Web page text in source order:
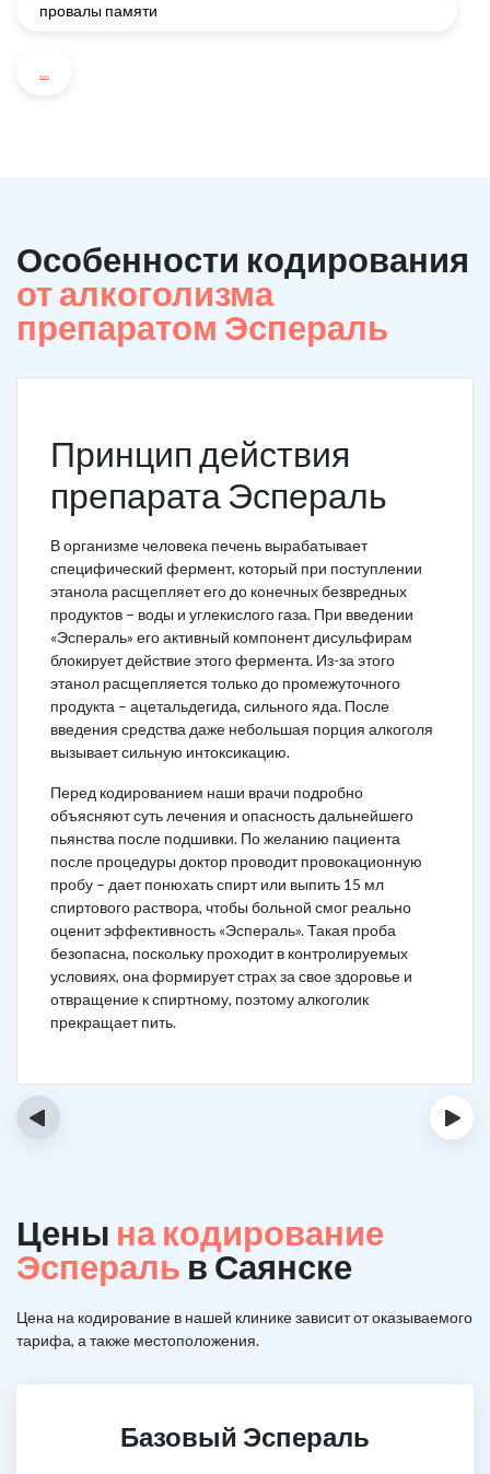
провалы памяти
...
Особенности кодирования
от алкоголизма
препаратом Эспераль
Принцип действия
препарата Эспераль
В организме человека печень вырабатывает
специфический фермент, который при поступлении
этанола расщепляет его до конечных безвредных
продуктов – воды и углекислого газа. При введении
«Эспераль» его активный компонент дисульфирам
блокирует действие этого фермента. Из-за этого
этанол расщепляется только до промежуточного
продукта – ацетальдегида, сильного яда. После
введения средства даже небольшая порция алкоголя
вызывает сильную интоксикацию.
Перед кодированием наши врачи подробно
объясняют суть лечения и опасность дальнейшего
пьянства после подшивки. По желанию пациента
после процедуры доктор проводит провокационную
пробу – дает понюхать спирт или выпить 15 мл
спиртового раствора, чтобы больной смог реально
оценит эффективность «Эспераль». Такая проба
безопасна, поскольку проходит в контролируемых
условиях, она формирует страх за свое здоровье и
отвращение к спиртному, поэтому алкоголик
прекращает пить.
‹ ›
Цены на кодирование
Эспераль в Саянске
Цена на кодирование в нашей клинике зависит от оказываемого
тарифа, а также местоположения.
Базовый Эспераль